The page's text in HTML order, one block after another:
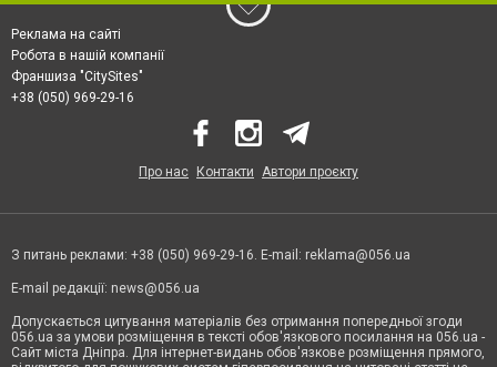
Реклама на сайті
Робота в нашій компанії
Франшиза "CitySites"
+38 (050) 969-29-16
Про нас Контакти Автори проєкту
З питань реклами: +38 (050) 969-29-16. E-mail: reklama@056.ua
E-mail редакції: news@056.ua
Допускається цитування матеріалів без отримання попередньої згоди
056.ua за умови розміщення в тексті обов'язкового посилання на 056.ua -
Сайт міста Дніпра. Для інтернет-видань обов'язкове розміщення прямого,